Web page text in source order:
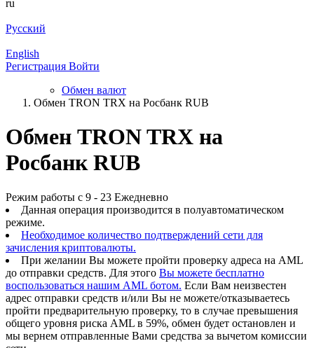
ru
Русский
English
Регистрация Войти
Обмен валют
Обмен TRON TRX на Росбанк RUB
Обмен TRON TRX на
Росбанк RUB
Режим работы с 9 - 23 Ежедневно
Данная операция производится в полуавтоматическом
режиме.
Необходимое количество подтверждений сети для
зачисления криптовалюты.
При желании Вы можете пройти проверку адреса на AML
до отправки средств. Для этого Вы можете бесплатно
воспользоваться нашим AML ботом. Если Вам неизвестен
адрес отправки средств и/или Вы не можете/отказываетесь
пройти предварительную проверку, то в случае превышения
общего уровня риска AML в 59%, обмен будет остановлен и
мы вернем отправленные Вами средства за вычетом комиссии